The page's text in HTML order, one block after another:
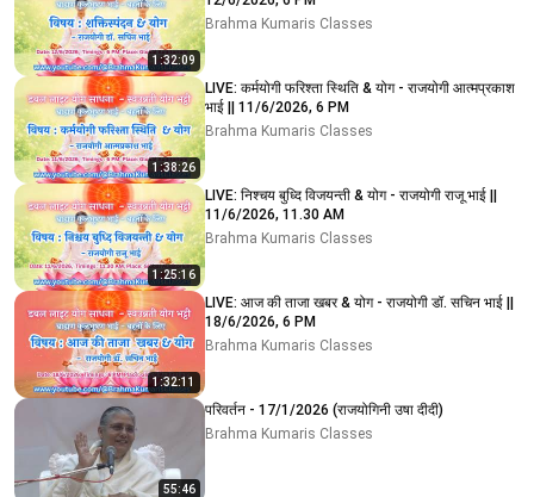
1:32:09
Brahma Kumaris Classes
1:38:26
LIVE: कर्मयोगी फरिश्ता स्थिति & योग - राजयोगी आत्मप्रकाश
भाई || 11/6/2026, 6 PM
Brahma Kumaris Classes
1:25:16
LIVE: निश्चय बुध्दि विजयन्ती & योग - राजयोगी राजू भाई ||
11/6/2026, 11.30 AM
Brahma Kumaris Classes
1:32:11
LIVE: आज की ताजा खबर & योग - राजयोगी डॉ. सचिन भाई ||
18/6/2026, 6 PM
Brahma Kumaris Classes
55:46
परिवर्तन - 17/1/2026 (राजयोगिनी उषा दीदी)
Brahma Kumaris Classes